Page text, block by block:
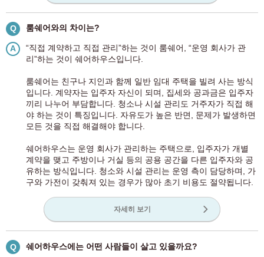
Q 룸쉐어와의 차이는?
A
“직접 계약하고 직접 관리”하는 것이 룸쉐어, “운영 회사가 관
리”하는 것이 쉐어하우스입니다.
룸쉐어는 친구나 지인과 함께 일반 임대 주택을 빌려 사는 방식
입니다. 계약자는 입주자 자신이 되며, 집세와 공과금은 입주자
끼리 나누어 부담합니다. 청소나 시설 관리도 거주자가 직접 해
야 하는 것이 특징입니다. 자유도가 높은 반면, 문제가 발생하면
모든 것을 직접 해결해야 합니다.
쉐어하우스는 운영 회사가 관리하는 주택으로, 입주자가 개별
계약을 맺고 주방이나 거실 등의 공용 공간을 다른 입주자와 공
유하는 방식입니다. 청소와 시설 관리는 운영 측이 담당하며, 가
구와 가전이 갖춰져 있는 경우가 많아 초기 비용도 절약됩니다.
자세히 보기
Q 쉐어하우스에는 어떤 사람들이 살고 있을까요?